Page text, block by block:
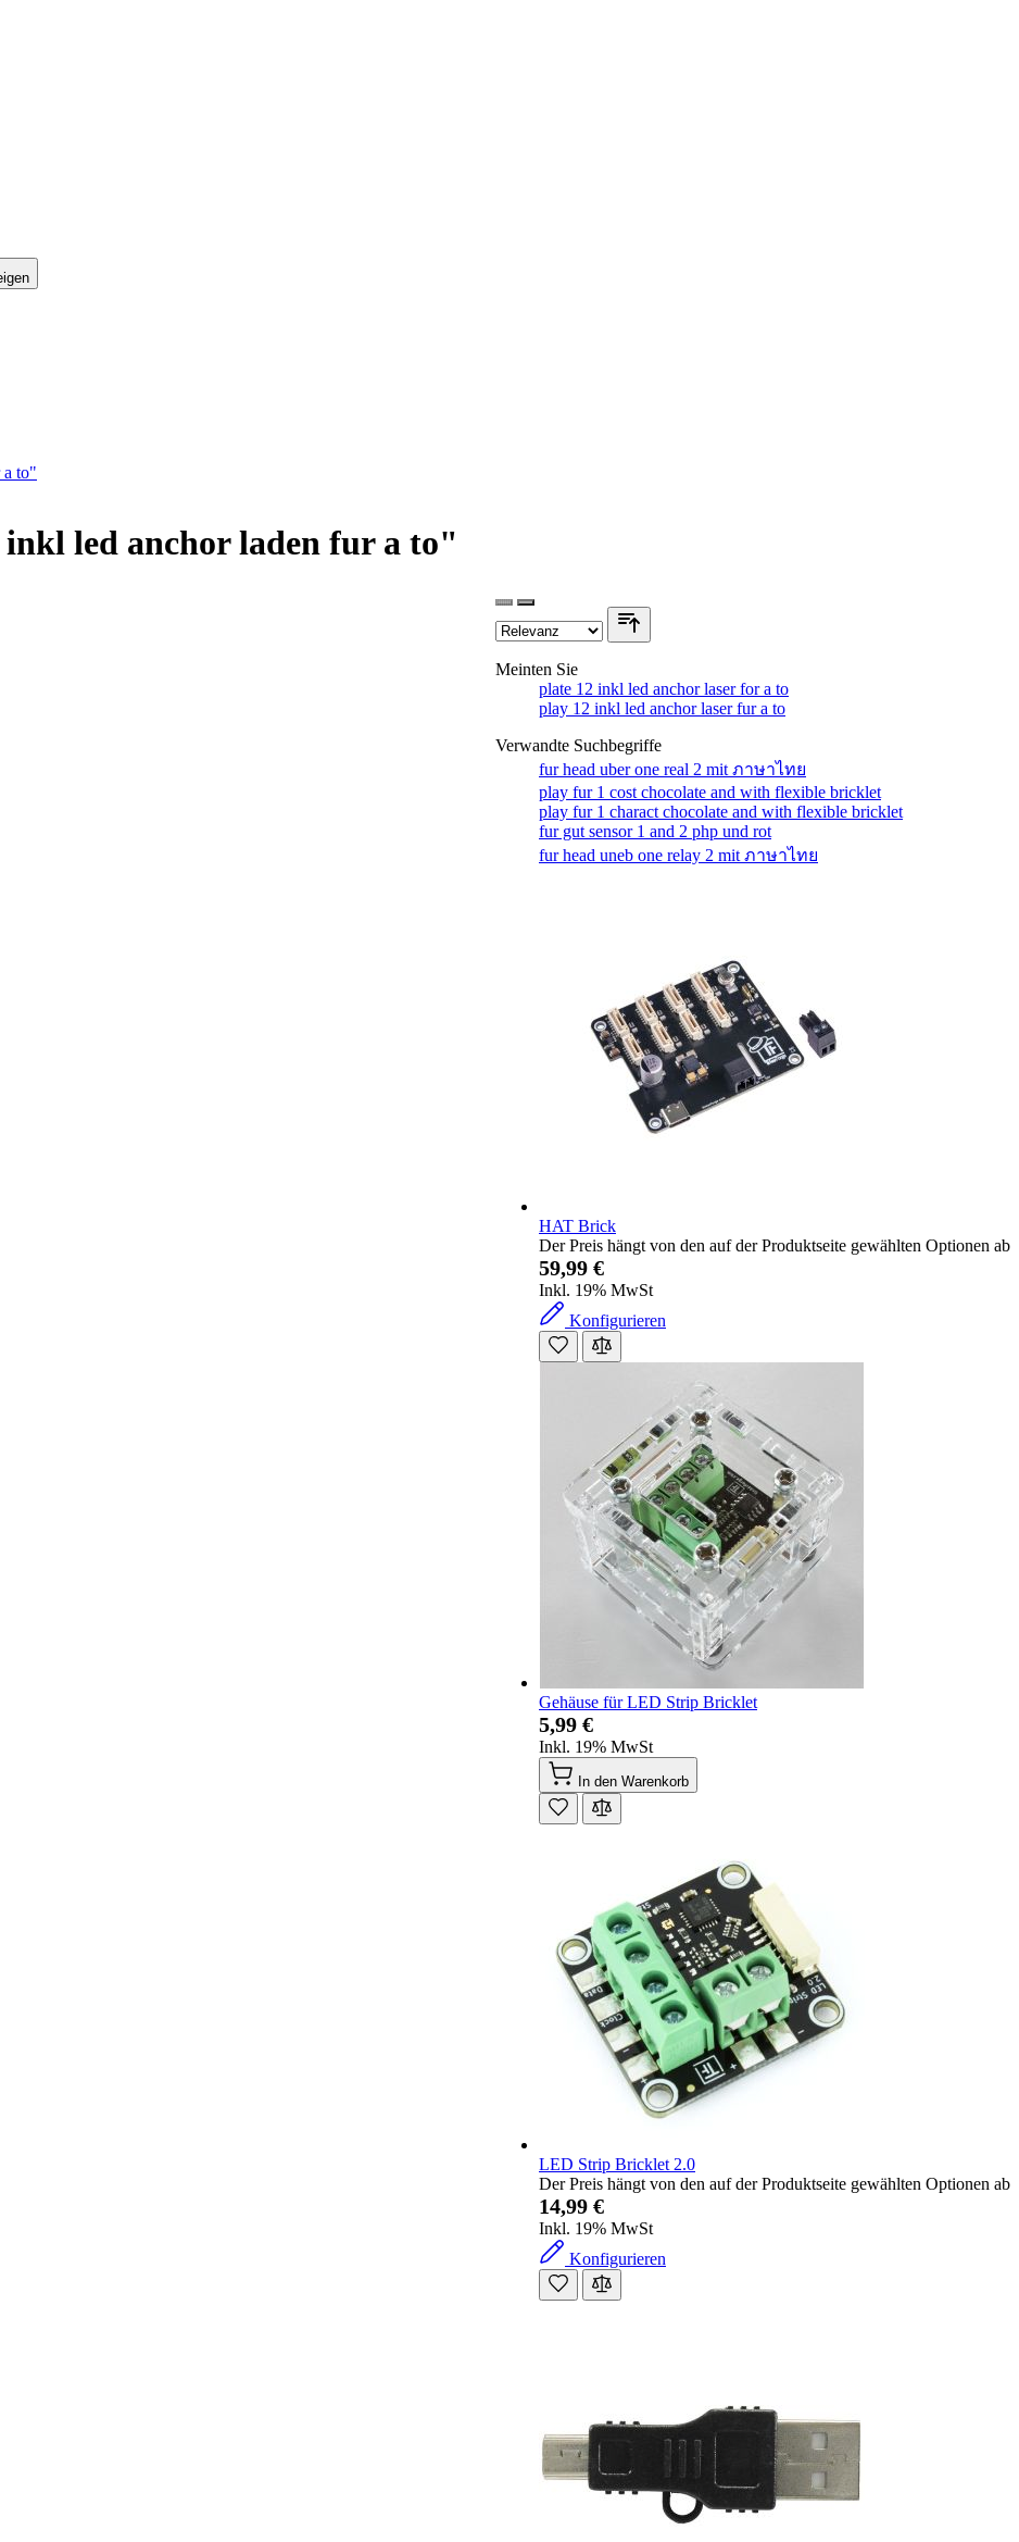
a to"
led anchor laden fur a to"
Meinten Sie
plate 12 inkl led anchor laser for a to
play 12 inkl led anchor laser fur a to
Verwandte Suchbegriffe
fur head uber one real 2 mit ภาษาไทย
play fur 1 cost chocolate and with flexible bricklet
play fur 1 charact chocolate and with flexible bricklet
fur gut sensor 1 and 2 php und rot
fur head uneb one relay 2 mit ภาษาไทย
HAT Brick
Der Preis hängt von den auf der Produktseite gewählten Optionen ab
59,99 €
Inkl. 19% MwSt
Konfigurieren
Gehäuse für LED Strip Bricklet
5,99 €
Inkl. 19% MwSt
In den Warenkorb
LED Strip Bricklet 2.0
Der Preis hängt von den auf der Produktseite gewählten Optionen ab
14,99 €
Inkl. 19% MwSt
Konfigurieren